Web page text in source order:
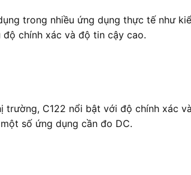
trong nhiều ứng dụng thực tế như
chính xác và độ tin cậy cao.
trường, C122 nổi bật với độ chính xác
số ứng dụng cần đo DC.